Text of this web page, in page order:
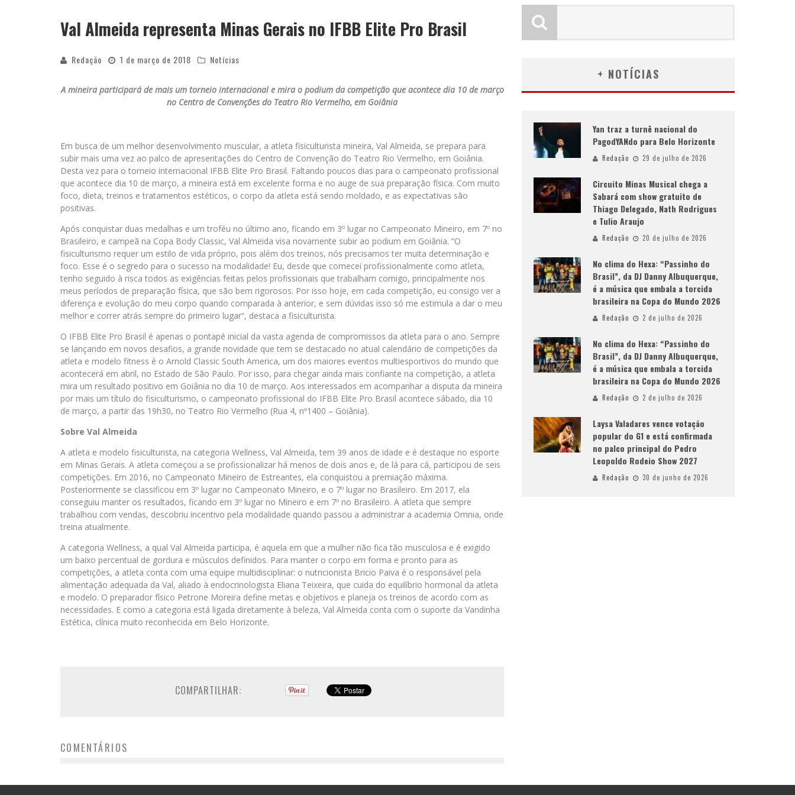
YAN TRAZ A TURNÊ NACIONAL DO PAGODYANDO PARA BELO HORIZONTE
Val Almeida representa Minas Gerais no IFBB Elite Pro Brasil
Redação 1 de março de 2018 Notícias
A mineira participará de mais um torneio internacional e mira o podium da competição que acontece dia 10 de março
no Centro de Convenções do Teatro Rio Vermelho, em Goiânia
Em busca de um melhor desenvolvimento muscular, a atleta fisiculturista mineira, Val Almeida, se prepara para
subir mais uma vez ao palco de apresentações do Centro de Convenção do Teatro Rio Vermelho, em Goiânia.
Desta vez para o torneio internacional IFBB Elite Pro Brasil. Faltando poucos dias para o campeonato profissional
que acontece dia 10 de março, a mineira está em excelente forma e no auge de sua preparação física. Com muito
foco, dieta, treinos e tratamentos estéticos, o corpo da atleta está sendo moldado, e as expectativas são
positivas.
Após conquistar duas medalhas e um troféu no último ano, ficando em 3º lugar no Campeonato Mineiro, em 7º no
Brasileiro, e campeã na Copa Body Classic, Val Almeida visa novamente subir ao podium em Goiânia. “O
fisiculturismo requer um estilo de vida próprio, pois além dos treinos, nós precisamos ter muita determinação e
foco. Esse é o segredo para o sucesso na modalidade! Eu, desde que comecei profissionalmente como atleta,
tenho seguido à risca todos as exigências feitas pelos profissionais que trabalham comigo, principalmente nos
meus períodos de preparação física, que são bem rigorosos. Por isso hoje, em cada competição, eu consigo ver a
diferença e evolução do meu corpo quando comparada à anterior, e sem dúvidas isso só me estimula a dar o meu
melhor e correr atrás sempre do primeiro lugar“, destaca a fisiculturista.
O IFBB Elite Pro Brasil é apenas o pontapé inicial da vasta agenda de compromissos da atleta para o ano. Sempre
se lançando em novos desafios, a grande novidade que tem se destacado no atual calendário de competições da
atleta e modelo fitness é o Arnold Classic South America, um dos maiores eventos multiesportivos do mundo que
acontecerá em abril, no Estado de São Paulo. Por isso, para chegar ainda mais confiante na competição, a atleta
mira um resultado positivo em Goiânia no dia 10 de março. Aos interessados em acompanhar a disputa da mineira
por mais um título do fisiculturismo, o campeonato profissional do IFBB Elite Pro Brasil acontece sábado, dia 10
de março, a partir das 19h30, no Teatro Rio Vermelho (Rua 4, nº1400 – Goiânia).
Sobre Val Almeida
A atleta e modelo fisiculturista, na categoria Wellness, Val Almeida, tem 39 anos de idade e é destaque no esporte
em Minas Gerais. A atleta começou a se profissionalizar há menos de dois anos e, de lá para cá, participou de seis
competições. Em 2016, no Campeonato Mineiro de Estreantes, ela conquistou a premiação máxima.
Posteriormente se classificou em 3º lugar no Campeonato Mineiro, e o 7º lugar no Brasileiro. Em 2017, ela
conseguiu manter os resultados, ficando em 3º lugar no Mineiro e em 7º no Brasileiro. A atleta que sempre
trabalhou com vendas, descobriu incentivo pela modalidade quando passou a administrar a academia Omnia, onde
treina atualmente.
A categoria Wellness, a qual Val Almeida participa, é aquela em que a mulher não fica tão musculosa e é exigido
um baixo percentual de gordura e músculos definidos. Para manter o corpo em forma e pronto para as
competições, a atleta conta com uma equipe multidisciplinar: o nutricionista Bricio Paiva é o responsável pela
alimentação adequada da Val, aliado à endocrinologista Eliana Teixeira, que cuida do equilíbrio hormonal da atleta
e modelo. O preparador físico Petrone Moreira define metas e objetivos e planeja os treinos de acordo com as
necessidades. E como a categoria está ligada diretamente à beleza, Val Almeida conta com o suporte da Vandinha
Estética, clínica muito reconhecida em Belo Horizonte.
COMPARTILHAR:
COMENTÁRIOS
+ NOTÍCIAS
Yan traz a turnê nacional do
PagodYANdo para Belo Horizonte
Redação 29 de julho de 2026
Circuito Minas Musical chega a
Sabará com show gratuito de
Thiago Delegado, Nath Rodrigues
e Tulio Araujo
Redação 20 de julho de 2026
No clima do Hexa: “Passinho do
Brasil”, da DJ Danny Albuquerque,
é a música que embala a torcida
brasileira na Copa do Mundo 2026
Redação 2 de julho de 2026
No clima do Hexa: “Passinho do
Brasil”, da DJ Danny Albuquerque,
é a música que embala a torcida
brasileira na Copa do Mundo 2026
Redação 2 de julho de 2026
Laysa Valadares vence votação
popular do G1 e está confirmada
no palco principal do Pedro
Leopoldo Rodeio Show 2027
Redação 30 de junho de 2026